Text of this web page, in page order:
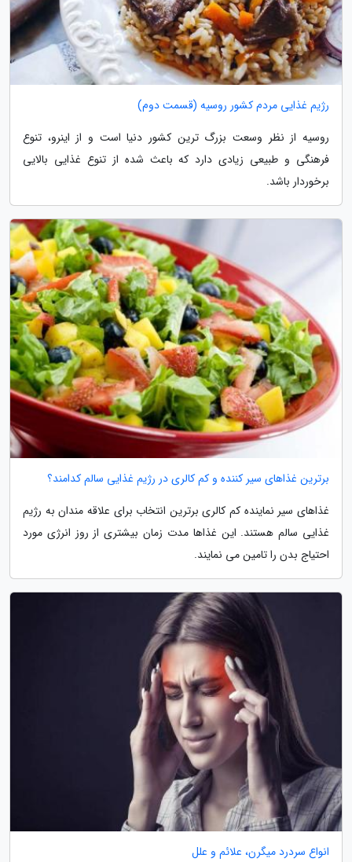
رژیم غذایی مردم کشور روسیه (قسمت دوم)
روسیه از نظر وسعت بزرگ ترین کشور دنیا است و از اینرو، تنوع
فرهنگی و طبیعی زیادی دارد که باعث شده از تنوع غذایی بالایی
برخوردار باشد.
برترین غذاهای سیر کننده و کم کالری در رژیم غذایی سالم کدامند؟
غذاهای سیر نماینده کم کالری برترین انتخاب برای علاقه مندان به رژیم
غذایی سالم هستند. این غذاها مدت زمان بیشتری از روز انرژی مورد
احتیاج بدن را تامین می نمایند.
انواع سردرد میگرن، علائم و علل